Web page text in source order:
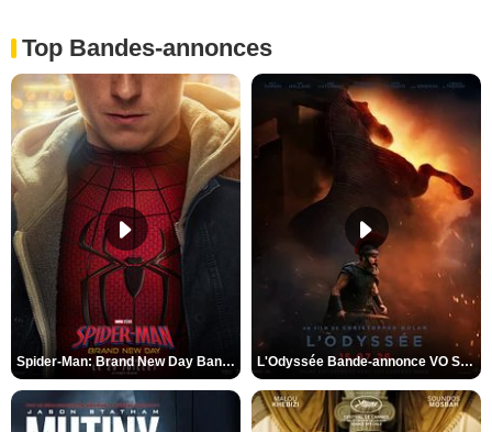
Top Bandes-annonces
Spider-Man: Brand New Day Bande-annonce VO STFR L'Odyssée Bande-annonce VO STFR